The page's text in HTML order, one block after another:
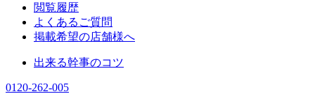
閲覧履歴
よくあるご質問
掲載希望の店舗様へ
出来る幹事のコツ
0120-262-005